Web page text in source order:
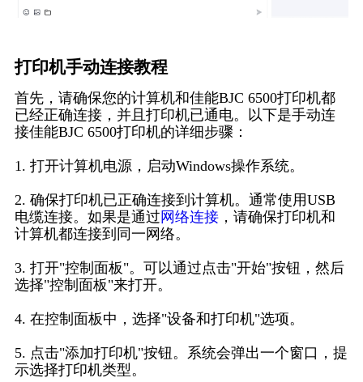
打印机手动连接教程
首先，请确保您的计算机和佳能BJC 6500打印机都
已经正确连接，并且打印机已通电。以下是手动连
接佳能BJC 6500打印机的详细步骤：
1. 打开计算机电源，启动Windows操作系统。
2. 确保打印机已正确连接到计算机。通常使用USB
电缆连接。如果是通过 网络连接，请确保打印机和
计算机都连接到同一网络。
3. 打开"控制面板"。可以通过点击"开始"按钮，然后
选择"控制面板"来打开。
4. 在控制面板中，选择"设备和打印机"选项。
5. 点击"添加打印机"按钮。系统会弹出一个窗口，提
示选择打印机类型。